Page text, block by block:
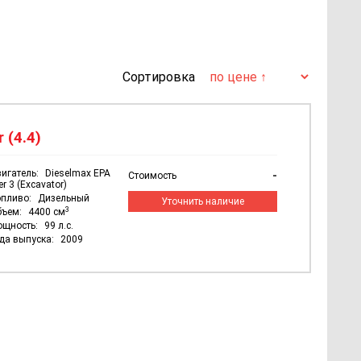
Сортировка
(4.4)
Dieselmax EPA
3 (Excavator)
Дизельный
4400 см3
99 л.с.
выпуска:
2009
Стоимость -
Уточнить наличие